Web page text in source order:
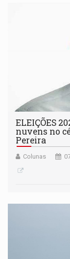
ELEIÇÕES
nuvens no
Pereira
Colunas